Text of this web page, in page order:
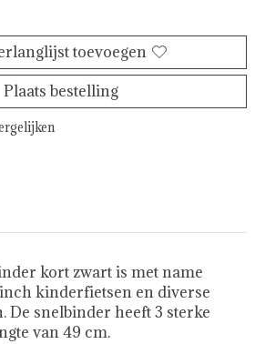
toevoegen
Plaats bestelling
kort zwart is met name
kinderfietsen en diverse
De snelbinder heeft 3 sterke
van 49 cm.